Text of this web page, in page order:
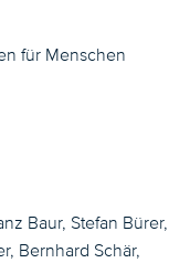
für Menschen
Baur, Stefan Bürer,
Bernhard Schär,